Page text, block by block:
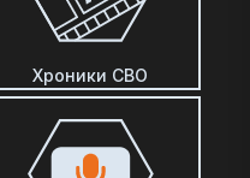
Хроники СВО